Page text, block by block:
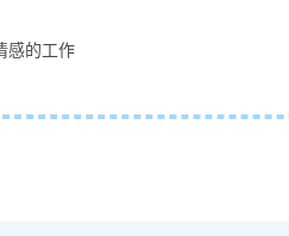
感的工作